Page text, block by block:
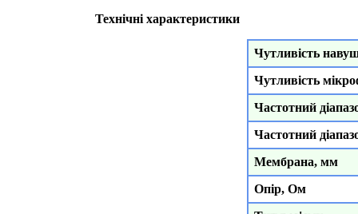
Технічні характеристики
Чутливість
Чутливість
Частотний
Частотний
Мембрана, мм
Опір, Ом